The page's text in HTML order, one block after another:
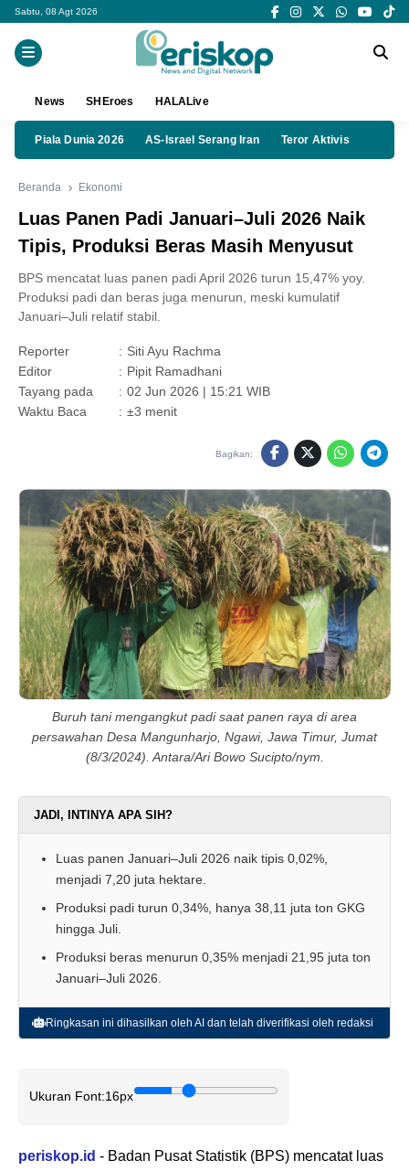
Sabtu, 08 Agt 2026
News SHEroes HALALive
Piala Dunia 2026 AS-Israel Serang Iran Teror Aktivis
Beranda Ekonomi
Luas Panen Padi Januari–Juli 2026 Naik
Tipis, Produksi Beras Masih Menyusut
BPS mencatat luas panen padi April 2026 turun 15,47% yoy.
Produksi padi dan beras juga menurun, meski kumulatif
Januari–Juli relatif stabil.
Reporter : Siti Ayu Rachma
Editor
: Pipit Ramadhani
Tayang pada
: 02 Jun 2026 | 15:21 WIB
Waktu Baca
: ±3 menit
Bagikan:
Buruh tani mengangkut padi saat panen raya di area
persawahan Desa Mangunharjo, Ngawi, Jawa Timur, Jumat
(8/3/2024). Antara/Ari Bowo Sucipto/nym.
JADI, INTINYA APA SIH?
Luas panen Januari–Juli 2026 naik tipis 0,02%,
menjadi 7,20 juta hektare.
Produksi padi turun 0,34%, hanya 38,11 juta ton GKG
hingga Juli.
Produksi beras menurun 0,35% menjadi 21,95 juta ton
Januari–Juli 2026.
Ringkasan ini dihasilkan oleh AI dan telah diverifikasi oleh redaksi
Ukuran Font:16px
periskop.id - Badan Pusat Statistik (BPS) mencatat luas